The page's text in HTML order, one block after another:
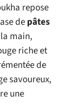
repose
depâtes
main,
riche et
de
savoureux,
une